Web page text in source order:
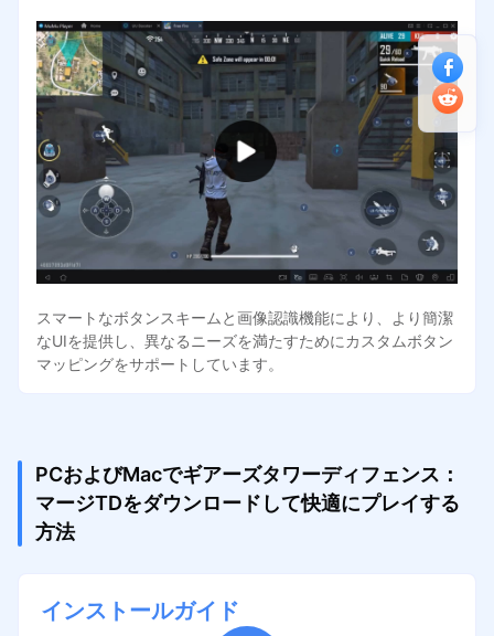
スマートなボタンスキームと画像認識機能により、より簡潔
なUIを提供し、異なるニーズを満たすためにカスタムボタン
マッピングをサポートしています。
PCおよびMacでギアーズタワーディフェンス：
マージTDをダウンロードして快適にプレイする
方法
インストールガイド